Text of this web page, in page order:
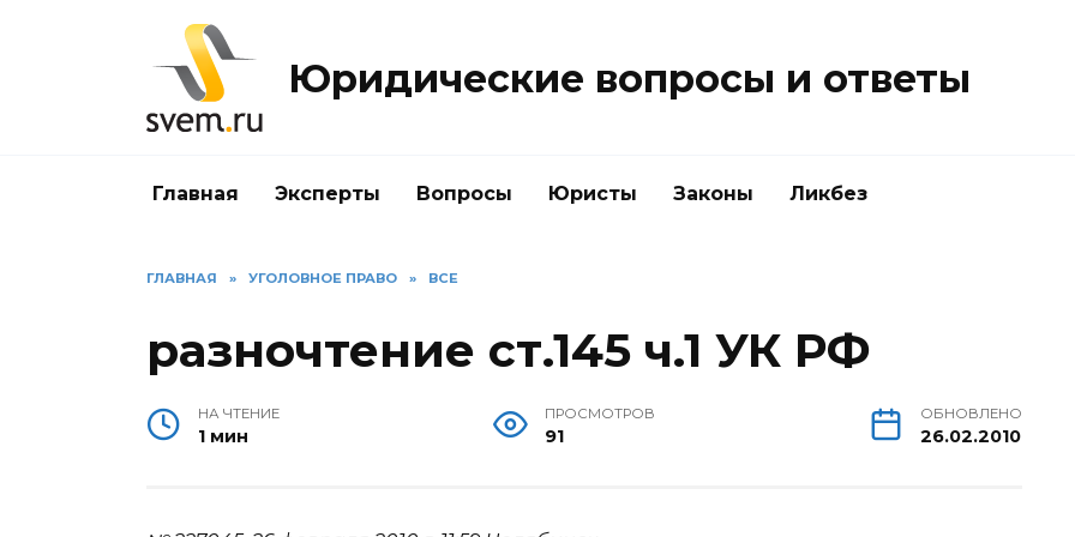
Юридические вопросы и ответы
Главная Эксперты Вопросы Юристы Законы Ликбез
ГЛАВНАЯ » УГОЛОВНОЕ ПРАВО » ВСЕ
разночтение ст.145 ч.1 УК РФ
НА ЧТЕНИЕ
1 мин
ПРОСМОТРОВ
91
ОБНОВЛЕНО
26.02.2010